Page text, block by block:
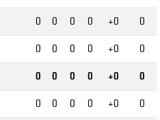
0 0 0 0 +0
0
0 0 0 0 +0
0
0 0 0 0 +0
0
0 0 0 0 +0
0